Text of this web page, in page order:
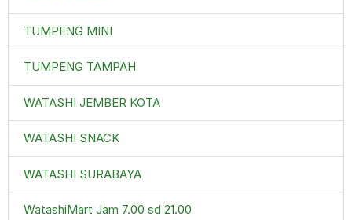
TUMPENG MINI
TUMPENG TAMPAH
WATASHI JEMBER KOTA
WATASHI SNACK
WATASHI SURABAYA
WatashiMart Jam 7.00 sd 21.00